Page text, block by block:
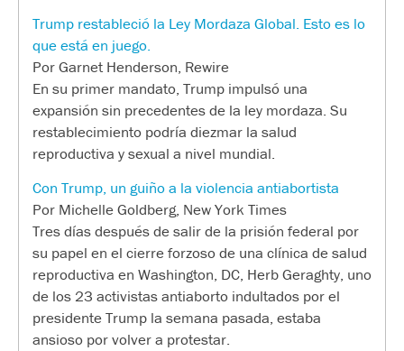
Trump restableció la Ley Mordaza Global. Esto es lo
que está en juego.
Por Garnet Henderson, Rewire
En su primer mandato, Trump impulsó una
expansión sin precedentes de la ley mordaza. Su
restablecimiento podría diezmar la salud
reproductiva y sexual a nivel mundial.
Con Trump, un guiño a la violencia antiabortista
Por Michelle Goldberg, New York Times
Tres días después de salir de la prisión federal por
su papel en el cierre forzoso de una clínica de salud
reproductiva en Washington, DC, Herb Geraghty, uno
de los 23 activistas antiaborto indultados por el
presidente Trump la semana pasada, estaba
ansioso por volver a protestar.